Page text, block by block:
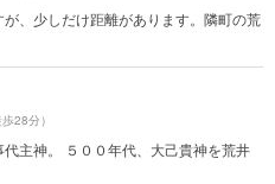
、少しだけ距離があります。隣町の荒
歩28分）
主神。 ５００年代、大己貴神を荒井